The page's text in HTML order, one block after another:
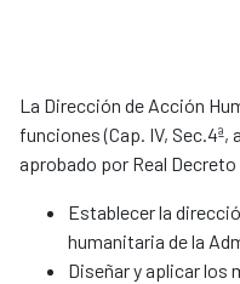
La Dirección de Acción
funciones (Cap. IV, Sec.4ª,
aprobado por Real Decreto
Establecer la
humanitaria de la
Diseñar y aplicar los